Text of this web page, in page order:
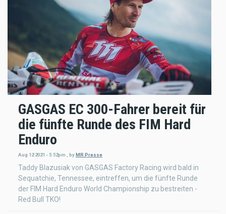
GASGAS EC 300-Fahrer bereit für
die fünfte Runde des FIM Hard
Enduro
Aug 12 2021 - 5:52pm byMR Presse
Taddy Blazusiak von GASGAS Factory Racing wird bald in
Sequatchie, Tennessee, eintreffen, um die fünfte Runde
der FIM Hard Enduro World Championship zu bestreiten -
Red Bull TKO!